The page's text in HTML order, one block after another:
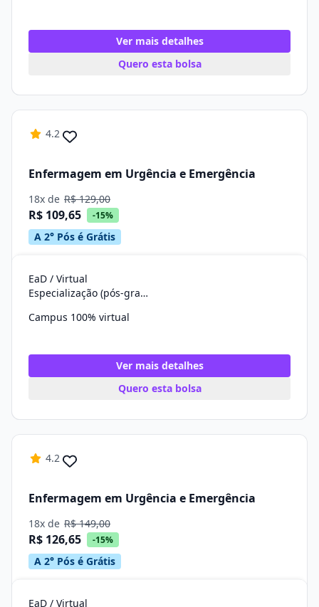
Ver mais detalhes
Quero esta bolsa
4.2
Enfermagem em Urgência e Emergência
18x de R$ 129,00
R$ 109,65 -15%
A 2° Pós é Grátis
EaD / Virtual
Especialização (pós-graduação)
Campus 100% virtual
Ver mais detalhes
Quero esta bolsa
4.2
Enfermagem em Urgência e Emergência
18x de R$ 149,00
R$ 126,65 -15%
A 2° Pós é Grátis
EaD / Virtual